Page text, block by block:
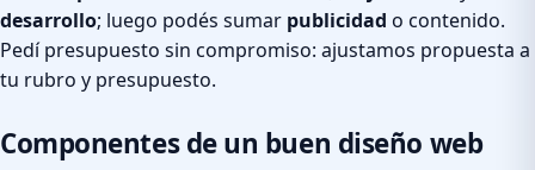
desarrollo; luego podés sumar publicidad o contenido.
Pedí presupuesto sin compromiso: ajustamos propuesta a
tu rubro y presupuesto.
Componentes de un buen diseño web